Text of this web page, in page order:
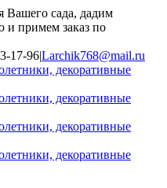
Вашего сада, дадим
и примем заказ по
17-96|Larchik768@mail.ru